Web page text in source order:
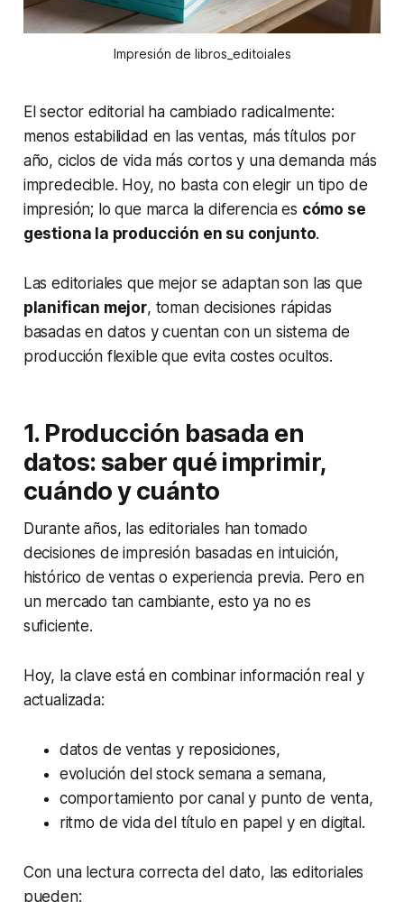
Impresión de libros_editoiales
El sector editorial ha cambiado radicalmente:
menos estabilidad en las ventas, más títulos por
año, ciclos de vida más cortos y una demanda más
impredecible. Hoy, no basta con elegir un tipo de
impresión; lo que marca la diferencia es cómo se
gestiona la producción en su conjunto.
Las editoriales que mejor se adaptan son las que
planifican mejor, toman decisiones rápidas
basadas en datos y cuentan con un sistema de
producción flexible que evita costes ocultos.
1. Producción basada en
datos: saber qué imprimir,
cuándo y cuánto
Durante años, las editoriales han tomado
decisiones de impresión basadas en intuición,
histórico de ventas o experiencia previa. Pero en
un mercado tan cambiante, esto ya no es
suficiente.
Hoy, la clave está en combinar información real y
actualizada:
datos de ventas y reposiciones,
evolución del stock semana a semana,
comportamiento por canal y punto de venta,
ritmo de vida del título en papel y en digital.
Con una lectura correcta del dato, las editoriales
pueden: